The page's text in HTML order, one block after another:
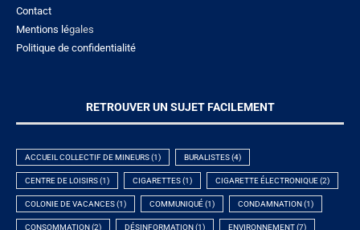
Contact
Mentions légales
Politique de confidentialité
RETROUVER UN SUJET FACILEMENT
ACCUEIL COLLECTIF DE MINEURS(1) BURALISTES(4)
CENTRE DE LOISIRS(1) CIGARETTES(1) CIGARETTE ÉLECTRONIQUE(2)
COLONIE DE VACANCES(1) COMMUNIQUÉ(1) CONDAMNATION (1)
CONSOMMATION (2) DÉSINFORMATION (1) ENVIRONNEMENT(7)